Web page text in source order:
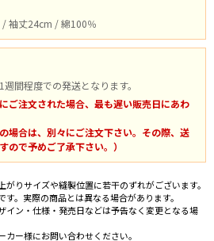
/ 袖丈24cm / 綿100％
間程度での発送となります。
ご注文された場合、最も遅い販売日にあわ
場合は、別々にご注文下さい。その際、送
ので予めご了承下さい。）
りサイズや縫製位置に若干のずれがございます。
。実際の商品とは異なる場合があります。
イン・仕様・発売日などは予告なく変更となる場
ー様にお問い合わせください。